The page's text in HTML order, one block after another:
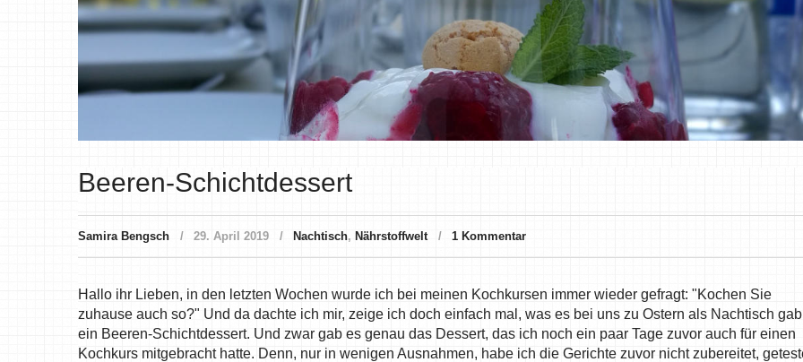
Beeren-Schichtdessert
Samira Bengsch 29. April 2019 Nachtisch, Nährstoffwelt 1 Kommentar
Hallo ihr Lieben, in den letzten Wochen wurde ich bei meinen Kochkursen immer wieder gefragt: "Kochen Sie
zuhause auch so?" Und da dachte ich mir, zeige ich doch einfach mal, was es bei uns zu Ostern als Nachtisch
ein Beeren-Schichtdessert. Und zwar gab es genau das Dessert, das ich noch ein paar Tage zuvor auch für einen
Kochkurs mitgebracht hatte. Denn, nur in wenigen Ausnahmen, habe ich die Gerichte zuvor nicht zubereitet,